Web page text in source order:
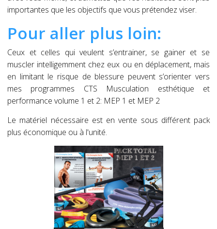
importantes que les objectifs que vous prétendez viser.
Pour aller plus loin:
Ceux et celles qui veulent s’entrainer, se gainer et se
muscler intelligemment chez eux ou en déplacement, mais
en limitant le risque de blessure peuvent s’orienter vers
mes programmes CTS Musculation esthétique et
performance volume 1 et 2: MEP 1 et MEP 2
Le matériel nécessaire est en vente sous différent pack
plus économique ou à l'unité.